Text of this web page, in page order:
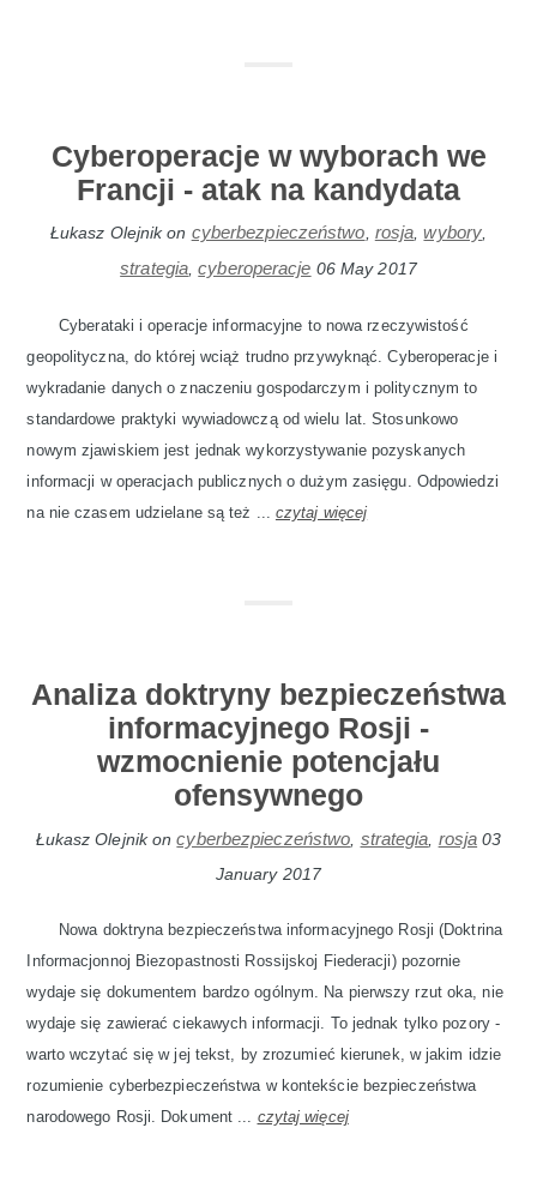
Cyberoperacje w wyborach we
Francji - atak na kandydata
Łukasz Olejnikon cyberbezpieczeństwo rosja ,wybory
strategia ,cyberoperacje 06 May 2017
Cyberataki i operacje informacyjne to nowa rzeczywistość
geopolityczna, do której wciąż trudno przywyknąć. Cyberoperacje i
wykradanie danych o znaczeniu gospodarczym i politycznym to
standardowe praktyki wywiadowczą od wielu lat. Stosunkowo
nowym zjawiskiem jest jednak wykorzystywanie pozyskanych
informacji w operacjach publicznych o dużym zasięgu. Odpowiedzi
na nie czasem udzielane są też ... czytaj więcej
Analiza doktryny bezpieczeństwa
informacyjnego Rosji -
wzmocnienie potencjału
ofensywnego
Łukasz Olejnikoncyberbezpieczeństwo strategia rosja 03
January 2017
Nowa doktryna bezpieczeństwa informacyjnego Rosji (Doktrina
Informacjonnoj Biezopastnosti Rossijskoj Fiederacji) pozornie
wydaje się dokumentem bardzo ogólnym. Na pierwszy rzut oka, nie
wydaje się zawierać ciekawych informacji. To jednak tylko pozory -
warto wczytać się w jej tekst, by zrozumieć kierunek, w jakim idzie
rozumienie cyberbezpieczeństwa w kontekście bezpieczeństwa
narodowego Rosji. Dokument ... czytaj więcej